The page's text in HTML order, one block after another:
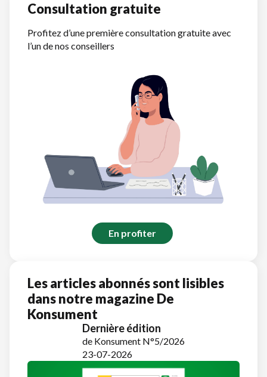
Consultation gratuite
Profitez d’une première consultation gratuite avec
l’un de nos conseillers
En profiter
Les articles abonnés sont lisibles
dans notre magazine De
Konsument
Dernière édition
de Konsument N°5/2026
23-07-2026